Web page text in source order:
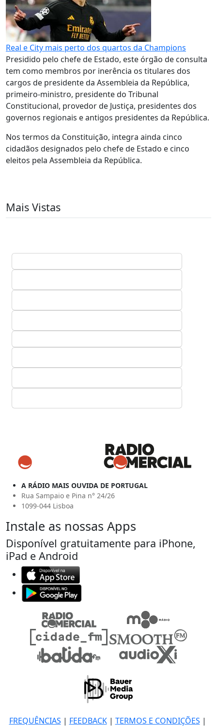
Real e City mais perto dos quartos da Champions
Presidido pelo chefe de Estado, este órgão de consulta
tem como membros por inerência os titulares dos
cargos de presidente da Assembleia da República,
primeiro-ministro, presidente do Tribunal
Constitucional, provedor de Justiça, presidentes dos
governos regionais e antigos presidentes da República.
Nos termos da Constituição, integra ainda cinco
cidadãos designados pelo chefe de Estado e cinco
eleitos pela Assembleia da República.
Mais Vistas
A RÁDIO MAIS OUVIDA DE PORTUGAL
Rua Sampaio e Pina n° 24/26
1099-044 Lisboa
Instale as nossas Apps
Disponível gratuitamente para iPhone,
iPad e Android
FREQUÊNCIAS | FEEDBACK| TERMOS E CONDIÇÕES |